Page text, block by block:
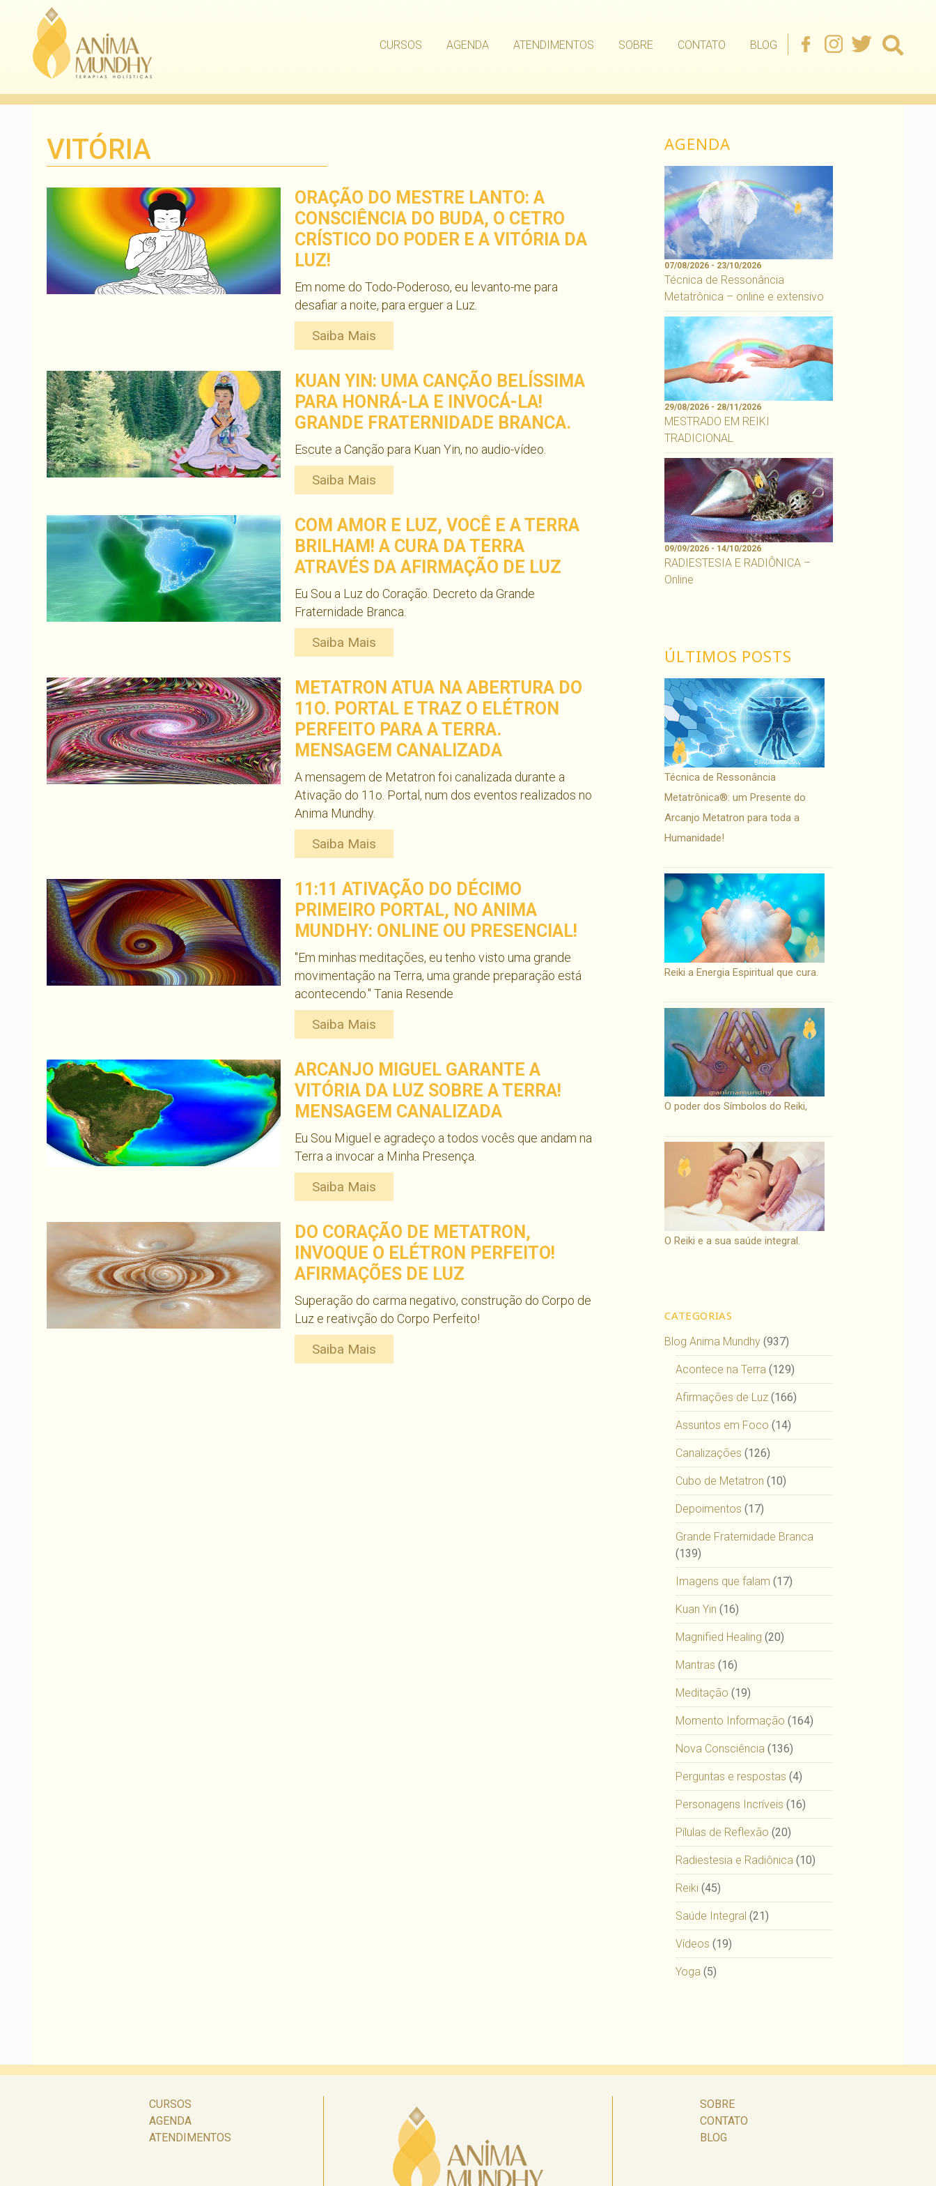
CURSOS AGENDA ATENDIMENTOS SOBRE CONTATO BLOG
VITÓRIA
ORAÇÃO DO MESTRE LANTO: A
CONSCIÊNCIA DO BUDA, O CETRO
CRÍSTICO DO PODER E A VITÓRIA DA
LUZ!
Em nome do Todo-Poderoso, eu levanto-me para
desafiar a noite, para erguer a Luz.
Saiba Mais
KUAN YIN: UMA CANÇÃO BELÍSSIMA
PARA HONRÁ-LA E INVOCÁ-LA!
GRANDE FRATERNIDADE BRANCA.
Escute a Canção para Kuan Yin, no audio-vídeo.
Saiba Mais
COM AMOR E LUZ, VOCÊ E A TERRA
BRILHAM! A CURA DA TERRA
ATRAVÉS DA AFIRMAÇÃO DE LUZ
Eu Sou a Luz do Coração. Decreto da Grande
Fraternidade Branca.
Saiba Mais
METATRON ATUA NA ABERTURA DO
11O. PORTAL E TRAZ O ELÉTRON
PERFEITO PARA A TERRA.
MENSAGEM CANALIZADA
A mensagem de Metatron foi canalizada durante a
Ativação do 11o. Portal, num dos eventos realizados no
Anima Mundhy.
Saiba Mais
11:11 ATIVAÇÃO DO DÉCIMO
PRIMEIRO PORTAL, NO ANIMA
MUNDHY: ONLINE OU PRESENCIAL!
"Em minhas meditações, eu tenho visto uma grande
movimentação na Terra, uma grande preparação está
acontecendo." Tania Resende
Saiba Mais
ARCANJO MIGUEL GARANTE A
VITÓRIA DA LUZ SOBRE A TERRA!
MENSAGEM CANALIZADA
Eu Sou Miguel e agradeço a todos vocês que andam na
Terra a invocar a Minha Presença.
Saiba Mais
DO CORAÇÃO DE METATRON,
INVOQUE O ELÉTRON PERFEITO!
AFIRMAÇÕES DE LUZ
Superação do carma negativo, construção do Corpo de
Luz e reativção do Corpo Perfeito!
Saiba Mais
AGENDA
07/08/2026 - 23/10/2026
Técnica de Ressonância
Metatrônica – online e extensivo
29/08/2026 - 28/11/2026
MESTRADO EM REIKI
TRADICIONAL
09/09/2026 - 14/10/2026
RADIESTESIA E RADIÔNICA –
Online
ÚLTIMOS POSTS
Técnica de Ressonância
Metatrônica®: um Presente do
Arcanjo Metatron para toda a
Humanidade!
Reiki a Energia Espiritual que cura.
O poder dos Símbolos do Reiki,
O Reiki e a sua saúde integral.
CATEGORIAS
Blog Anima Mundhy (937)
Acontece na Terra (129)
Afirmações de Luz (166)
Assuntos em Foco (14)
Canalizações (126)
Cubo de Metatron (10)
Depoimentos (17)
Grande Fraternidade Branca
(139)
Imagens que falam (17)
Kuan Yin (16)
Magnified Healing (20)
Mantras (16)
Meditação (19)
Momento Informação (164)
Nova Consciência (136)
Perguntas e respostas (4)
Personagens Incríveis (16)
Pílulas de Reflexão (20)
Radiestesia e Radiônica (10)
Reiki (45)
Saúde Integral (21)
Vídeos (19)
Yoga (5)
CURSOS
AGENDA
ATENDIMENTOS
SOBRE
CONTATO
BLOG